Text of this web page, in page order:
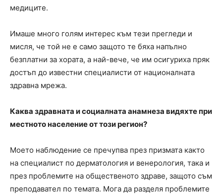
медиците.
Имаше много голям интерес към тези прегледи и
мисля, че той не е само защото те бяха напълно
безплатни за хората, а най-вече, че им осигуриха пряк
достъп до известни специалисти от националната
здравна мрежа.
Каква здравната и социалната анамнеза видяхте при
местното население от този регион?
Моето наблюдение се пречупва през призмата както
на специалист по дерматология и венерология, така и
през проблемите на общественото здраве, защото съм
преподавател по темата. Мога да разделя проблемите